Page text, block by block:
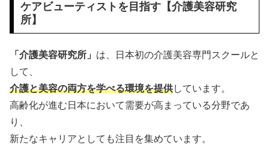
ケアビューティストを目指す【介護美容研究
所】
「介護美容研究所」 は、日本初の介護美容専門スクールと
して、
介護と美容の両方を学べる環境を提供しています。
高齢化が進む日本において需要が高まっている分野であ
り、
新たなキャリアとしても注目を集めています。